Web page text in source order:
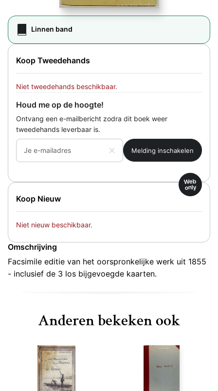
Linnen band
Koop Tweedehands
Niet tweedehands beschikbaar.
Houd me op de hoogte!
Ontvang een e-mailbericht zodra dit boek weer
tweedehands leverbaar is.
Je e-mailadres
Koop Nieuw
Web
only
Niet nieuw beschikbaar.
Omschrijving
Facsimile editie van het oorspronkelijke werk uit 1855
- inclusief de 3 los bijgevoegde kaarten.
Anderen bekeken ook